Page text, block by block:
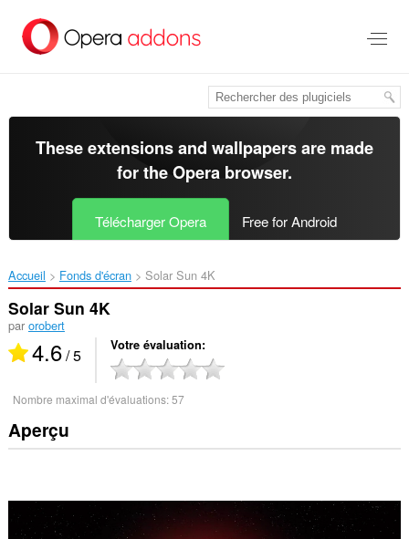
contenu
These extensions and wallpapers are made
for theOpera browser.
Télécharger Opera Free for Android
Accueil Fonds d'écran Solar Sun 4K‎
Solar Sun 4K
par orobert
4.6/ 5 Votre évaluation
Nombre maximal d'évaluations:57
Aperçu